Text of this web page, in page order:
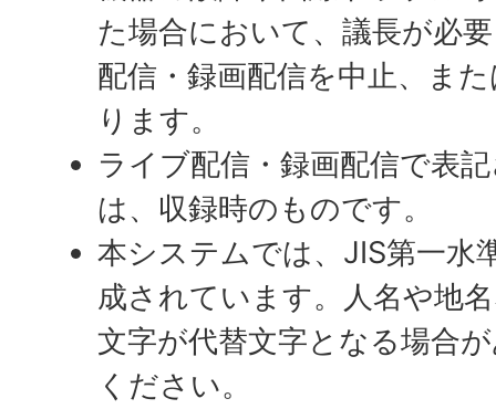
た場合において、議長が必
配信・録画配信を中止、ま
ります。
ライブ配信・録画配信で表
は、収録時のものです。
本システムでは、JIS第一水
成されています。人名や地
文字が代替文字となる場合
ください。